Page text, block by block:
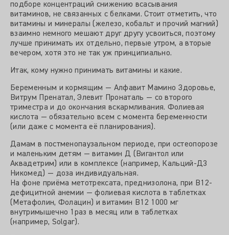
подборе концентраций снижению всасывания
витаминов, не связанных с белками. Стоит отметить, что
витамины и минералы (железо, кобальт и прочий магний)
взаимно немного мешают друг другу усвоиться, поэтому
лучше принимать их отдельно, первые утром, а вторые
вечером, хотя это не так уж принципиально.
Итак, кому нужно принимать витамины и какие.
Беременным и кормящим — Алфавит Мамино Здоровье,
Витрум Пренатал, Элевит Пронаталь — со второго
триместра и до окончания вскармливания. Фолиевая
кислота — обязательно всем с момента беременности
(или даже с момента её планирования).
Дамам в постменопаузальном периоде, при остеопорозе
и маленьким детям — витамин Д (Вигантол или
Аквадетрим) или в комплексе (например, Кальций-Д3
Никомед) — доза индивидуальная.
На фоне приёма метотрексата, преднизолона, при В12-
дефицитной анемии — фолиевая кислота в таблетках
(Метафолин, Фолацин) и витамин В12 1000 мг
внутримышечно 1раз в месяц или в таблетках
(например, Solgar).